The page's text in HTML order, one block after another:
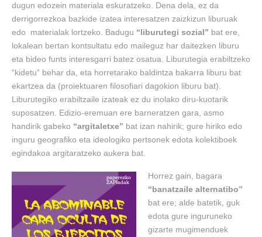
dugun edozein materiala eskuratzeko. Dena dela, ez da
derrigorrezkoa bazkide izatea interesatzen zaizkizun liburuak
edo materialak lortzeko. Badugu “liburutegi sozial” bat ere,
lokalean bertan kontsultatu edo maileguz har daitezken liburu
eta bideo funts interesgarri batez osatua. Liburutegia erabiltzeko
“kidetu” behar da, eta horretarako baldintza bakarra liburu bat
ekartzea da (proiektuaren filosofiari dagokion liburu bat).
Liburutegiko erabiltzaile izateak ez du inolako diru-kuotarik
suposatzen. Edizio-eremuan ere barneratzen gara, asmo
handirik gabeko “argitaletxe” bat izan nahirik; gure hiriko edo
inguru geografiko eta ideologiko pertsonek edota kolektiboek
egindakoa argitaratzeko aukera bat.
Horrez gain, bagara
“banatzaile alternatibo”
bat ere; alde batetik, guk
edota gure inguruneko
gizarte mugimenduek